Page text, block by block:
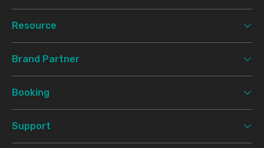
Resource
Brand Partner
Booking
Support